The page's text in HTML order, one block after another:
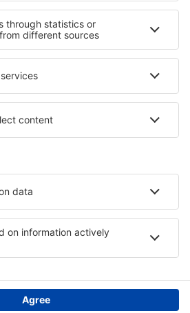
Hotel nelle Isole Baleari
Hotel in North Africa
Hotel in San Luis Potosí